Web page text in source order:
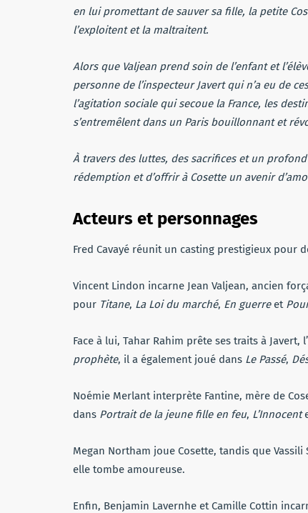
en lui promettant de sauver sa fille, la petite
l’exploitent et la maltraitent.
Alors que Valjean prend soin de l’enfant et
personne de l’inspecteur Javert qui n’a eu de
l’agitation sociale qui secoue la France, les
s’entremêlent dans un Paris bouillonnant et
À travers des luttes, des sacrifices et un
rédemption et d’offrir à Cosette un avenir
Acteurs et personnages
Fred Cavayé réunit un casting prestigieux pour
Vincent Lindon incarne Jean Valjean, ancien
pour Titane, La Loi du marché, En guerreet
Face à lui, Tahar Rahim prête ses traits à
prophète, il a également joué dans Le Passé,
Noémie Merlant interprète Fantine, mère de
dans Portrait de la jeune fille en feu, L’Innocent
Megan Northam joue Cosette, tandis que
elle tombe amoureuse.
Enfin, Benjamin Lavernhe et Camille Cottin